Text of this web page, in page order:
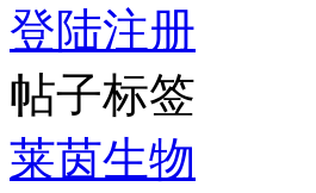
登陆注册
帖子标签
莱茵生物